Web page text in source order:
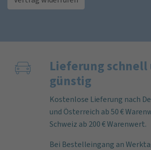
Lieferung schnell
günstig
Kostenlose Lieferung nach
und Österreich ab 50 €
Schweiz ab 200 € Warenwert.
Bei Bestelleingang an